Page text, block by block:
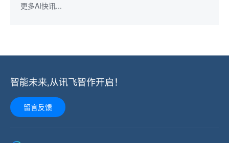
更多AI快讯...
智能未来,从讯飞智作开启！
留言反馈